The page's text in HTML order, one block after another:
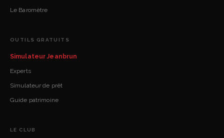
Le Baromètre
OUTILS GRATUITS
Simulateur Jeanbrun
Experts
Simulateur de prêt
Guide patrimoine
LE CLUB